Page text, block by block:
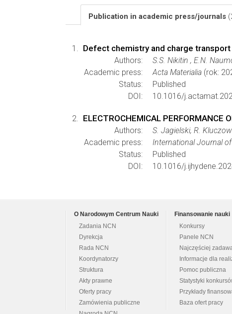
Publication in academic press/journals
Defect chemistry and charge
Authors:
S.S. Nikitin , E.N.
Academic press:
Acta Materialia (rok:
Status:
Published
DOI:
10.1016/
ELECTROCHEMICAL PERFORMANCE
Authors:
S. Jagielski, R.
Academic press:
International Journal
Status:
Published
DOI:
10.1016/
O Narodowym Centrum Nauki
Zadania NCN
Dyrekcja
Rada NCN
Koordynatorzy
Struktura
Akty prawne
Oferty pracy
Zamówienia publiczne
Finansowanie nauki
Konkursy
Panele NCN
Najczęściej
Informacje dla
Pomoc publiczna
Statystyki
Przykłady
Baza ofert pracy